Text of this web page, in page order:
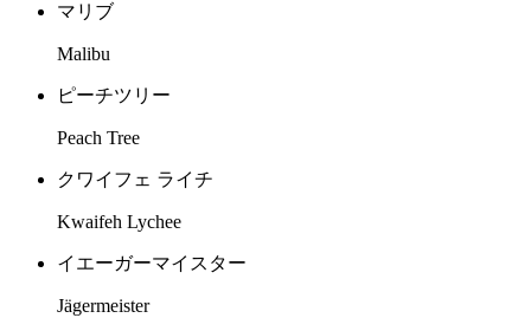
マリブ
Malibu
ピーチツリー
Peach Tree
クワイフェ ライチ
Kwaifeh Lychee
イエーガーマイスター
Jägermeister